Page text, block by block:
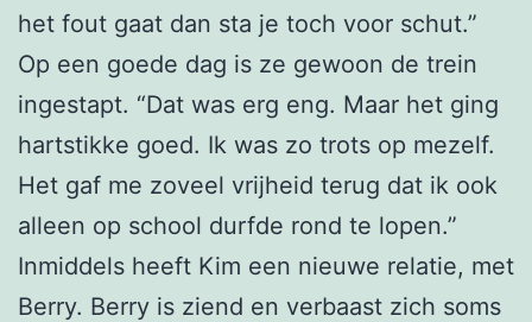
het fout gaat dan sta je toch voor schut.”
Op een goede dag is ze gewoon de trein
ingestapt. “Dat was erg eng. Maar het ging
hartstikke goed. Ik was zo trots op mezelf.
Het gaf me zoveel vrijheid terug dat ik ook
alleen op school durfde rond te lopen.”
Inmiddels heeft Kim een nieuwe relatie, met
Berry. Berry is ziend en verbaast zich soms